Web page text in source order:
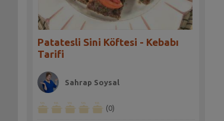
Patatesli Sini Köftesi - Kebabı
Tarifi
Sahrap Soysal
(0)